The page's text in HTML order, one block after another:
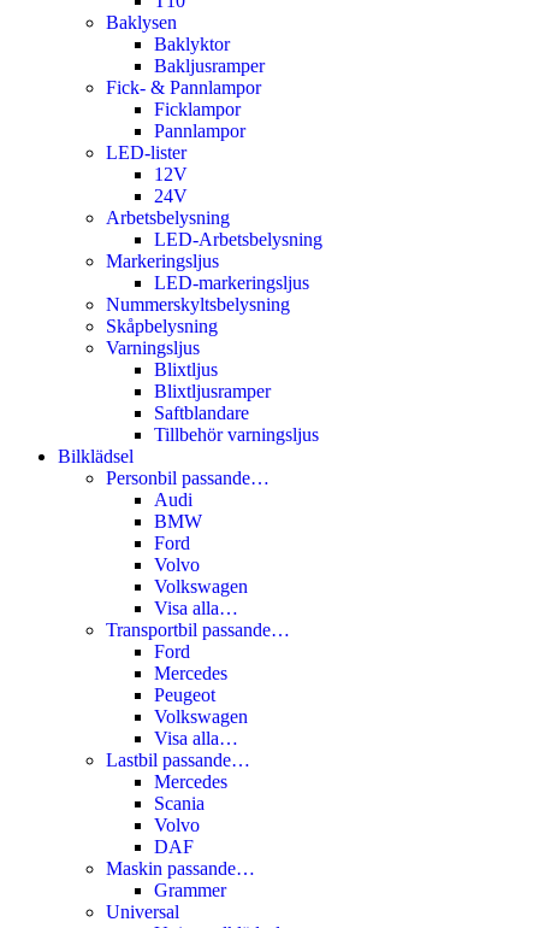
Baklysen
Baklyktor
Bakljusramper
Fick- & Pannlampor
Ficklampor
Pannlampor
LED-lister
12V
24V
Arbetsbelysning
LED-Arbetsbelysning
Markeringsljus
LED-markeringsljus
Nummerskyltsbelysning
Skåpbelysning
Varningsljus
Blixtljus
Blixtljusramper
Saftblandare
Tillbehör varningsljus
Bilklädsel
Personbil passande…
Audi
BMW
Ford
Volvo
Volkswagen
Visa alla…
Transportbil passande…
Ford
Mercedes
Peugeot
Volkswagen
Visa alla…
Lastbil passande…
Mercedes
Scania
Volvo
DAF
Maskin passande…
Grammer
Universal